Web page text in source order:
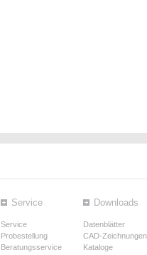
Service
Service
Probestellung
Beratungsservice
Downloads
Datenblätter
CAD-Zeichnungen
Kataloge